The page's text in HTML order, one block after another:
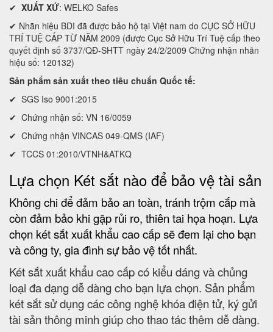
✔ XUẤT XỨ: WELKO Safes
✔ Nhãn hiệu BDI đã được bảo hộ tại Việt nam do CỤC SỞ HỮU
TRÍ TUỆ CẤP TỪ NĂM 2009 (được Cục Sở Hữu Trí Tuệ cấp theo
quyết định số 3737/QĐ-SHTT ngày 24/2/2009 Chứng nhận nhãn
hiệu số: 120132)
Sản phẩm sản xuất theo tiêu chuẩn Quốc tế:
✔ SGS Iso 9001:2015
✔ Chứng nhận số: VN 16/0059
✔ Chứng nhận VINCAS 049-QMS (IAF)
✔ TCCS 01:2010/VTNH&ATKQ
Lựa chọn Két sắt nào để bảo vệ tài sản
Không chi để đảm bảo an toàn, tránh trộm cắp mà
còn đảm bảo khi gặp rủi ro, thiên tai họa hoạn. Lựa
chọn két sắt xuất khẩu cao cấp sẽ đem lại cho bạn
và công ty, gia đình sự bảo vệ tốt nhất.
Két sắt xuất khẩu cao cấp có kiểu dáng và chủng
loại đa dạng dễ dàng cho bạn lựa chọn. Sản phẩm
két sắt sử dụng các công nghệ khóa điện tử, ký gửi
tài sản thông minh giúp cho thao tác thêm dễ dàng.